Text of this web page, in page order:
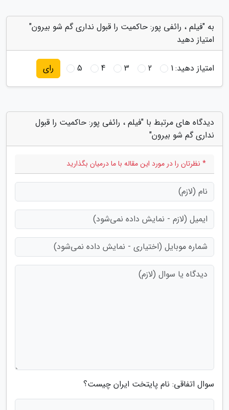
به "فیلم ، رائفی پور: حاکمیت را قبول نداری گم شو بیرون"
امتیاز دهید
امتیاز دهید:1
2
3
4
5 رای
دیدگاه های مرتبط با "فیلم ، رائفی پور: حاکمیت را قبول
نداری گم شو بیرون"
* نظرتان را در مورد این مقاله با ما درمیان بگذارید
سوال اتفاقی: نام پایتخت ایران چیست؟